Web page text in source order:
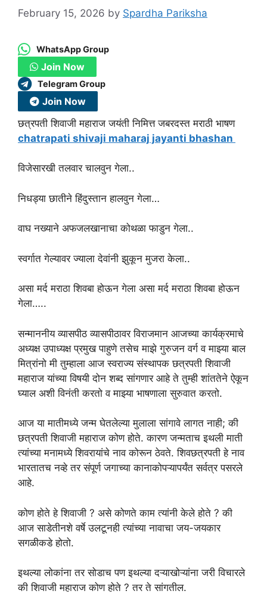
February 15, 2026 by Spardha Pariksha
WhatsApp Group
Join Now
Telegram Group
Join Now
छत्रपती शिवाजी महाराज जयंती निमित्त जबरदस्त मराठी भाषण
chatrapati shivaji maharaj jayanti bhashan
विजेसारखी तलवार चालवुन गेला..
निधड्या छातीने हिंदुस्तान हालवुन गेला…
वाघ नख्याने अफजलखानाचा कोथळा फाडुन गेला..
स्वर्गात गेल्यावर ज्याला देवांनी झुकून मुजरा केला..
असा मर्द मराठा शिवबा होऊन गेला असा मर्द मराठा शिवबा होऊन
गेला…..
सन्माननीय व्यासपीठ व्यासपीठावर विराजमान आजच्या कार्यक्रमाचे
अध्यक्ष उपाध्यक्ष प्रमुख पाहुणे तसेच माझे गुरुजन वर्ग व माझ्या बाल
मित्रांनो मी तुम्हाला आज स्वराज्य संस्थापक छत्रपती शिवाजी
महाराज यांच्या विषयी दोन शब्द सांगणार आहे ते तुम्ही शांततेने ऐकून
घ्याल अशी विनंती करतो व माझ्या भाषणाला सुरुवात करतो.
आज या मातीमध्ये जन्म घेतलेल्या मुलाला सांगावे लागत नाही; की
छत्रपती शिवाजी महाराज कोण होते. कारण जन्मताच इथली माती
त्यांच्या मनामध्ये शिवरायांचे नाव कोरून ठेवते. शिवछत्रपती हे नाव
भारतातच नव्हे तर संपूर्ण जगाच्या कानाकोपऱ्यापर्यंत सर्वत्र पसरले
आहे.
कोण होते हे शिवाजी ? असे कोणते काम त्यांनी केले होते ? की
आज साडेतीनशे वर्षे उलटूनही त्यांच्या नावाचा जय-जयकार
सगळीकडे होतो.
इथल्या लोकांना तर सोडाच पण इथल्या दऱ्याखोऱ्यांना जरी विचारले
की शिवाजी महाराज कोण होते ? तर ते सांगतील.